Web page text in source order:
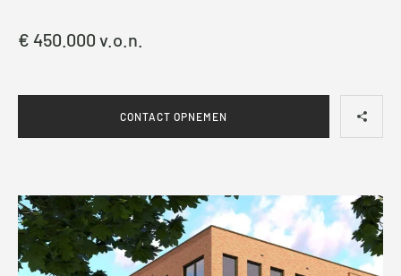
€ 450.000 v.o.n.
CONTACT OPNEMEN